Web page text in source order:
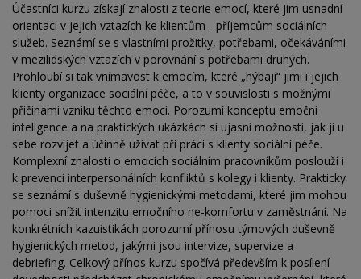
Účastníci kurzu získají znalosti z teorie emocí, které jim usnadní
orientaci v jejich vztazích ke klientům - příjemcům sociálních
služeb. Seznámí se s vlastními prožitky, potřebami, očekáváními
v mezilidských vztazích v porovnání s potřebami druhých.
Prohloubí si tak vnímavost k emocím, které „hýbají“ jimi i jejich
klienty organizace sociální péče, a to v souvislosti s možnými
příčinami vzniku těchto emocí. Porozumí konceptu emoční
inteligence a na praktických ukázkách si ujasní možnosti, jak ji u
sebe rozvíjet a účinně užívat při práci s klienty sociální péče.
Komplexní znalosti o emocích sociálním pracovníkům poslouží i
k prevenci interpersonálních konfliktů s kolegy i klienty. Prakticky
se seznámí s duševně hygienickými metodami, které jim mohou
pomoci snížit intenzitu emočního ne-komfortu v zaměstnání. Na
konkrétních kazuistikách porozumí přínosu týmových duševně
hygienických metod, jakými jsou intervize, supervize a
debriefing. Celkový přínos kurzu spočívá především k posílení